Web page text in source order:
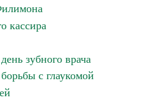
кассира
зубного врача
с глаукомой